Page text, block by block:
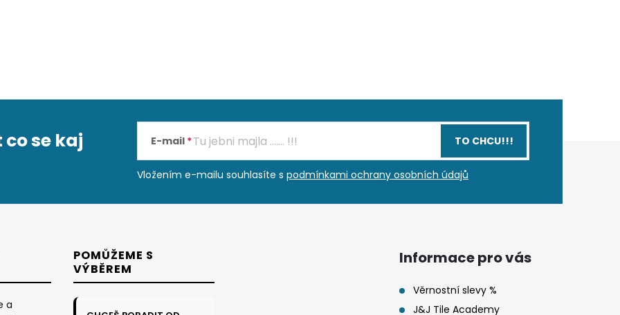
se kaj
E-mail
Vložením e-mailu souhlasíte s podmínkami ochrany osobních údajů
TO CHCU!!!
a
POMŮŽEME S
VÝBĚREM
Informace pro vás
Věrnostní slevy %
J&J Tile Academy